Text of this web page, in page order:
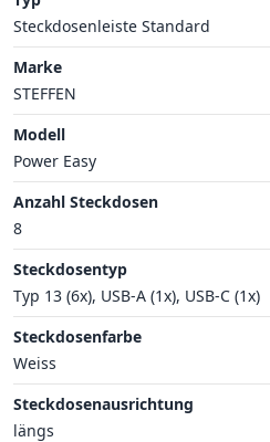
Steckdosenleiste Standard
Marke
STEFFEN
Modell
Power Easy
Anzahl Steckdosen
8
Steckdosentyp
Typ 13 (6x), USB-A (1x), USB-C (1x)
Steckdosenfarbe
Weiss
Steckdosenausrichtung
längs